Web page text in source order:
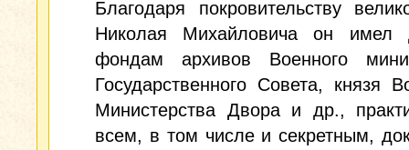
Благодаря покровительству
Николая Михайловича он имел
фондам архивов Военного
Государственного Совета, князя
Министерства Двора и др.,
всем, в том числе и секретным,